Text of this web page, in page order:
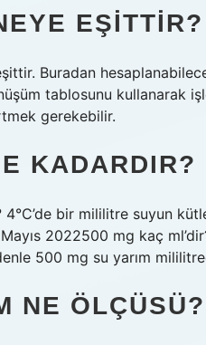
EŞITTIR?
Buradan
tablosunu kullanarak
gerekebilir.
KADARDIR?
4°C’de bir mililitre suyun
2022500 mg kaç
500 mg su yarım
NE ÖLÇÜSÜ?